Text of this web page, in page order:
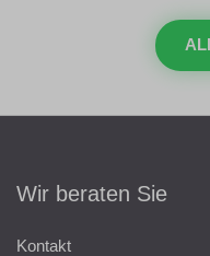
Wir beraten Sie
Kontakt